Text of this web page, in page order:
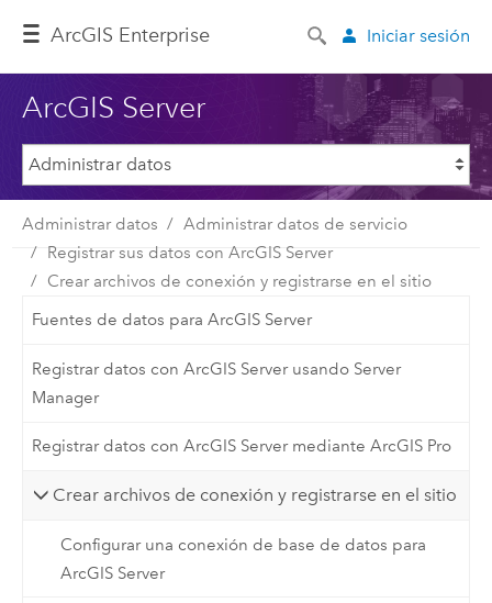
ArcGIS Enterprise Iniciar sesión
ArcGIS Server
Administrar datos
Administrar datos de servicio
Registrar sus datos con ArcGIS Server
Crear archivos de conexión y registrarse en el sitio
Fuentes de datos para ArcGIS Server
Registrar datos con ArcGIS Server usando Server
Manager
Registrar datos con ArcGIS Server mediante ArcGIS Pro
Crear archivos de conexión y registrarse en el sitio
Configurar una conexión de base de datos para
ArcGIS Server